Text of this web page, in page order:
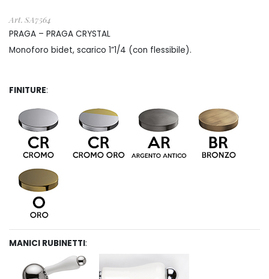
da
€ 320
€ 496
Art. SA7564
PRAGA – PRAGA CRYSTAL
Monoforo bidet, scarico 1”1/4 (con flessibile).
FINITURE:
MANICI RUBINETTI: